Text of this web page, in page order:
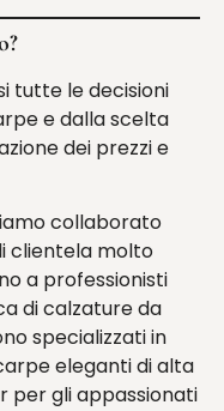
tutte le decisioni
e dalla scelta
dei prezzi e
collaborato
clientela molto
a professionisti
di calzature da
specializzati in
eleganti di alta
per gli appassionati